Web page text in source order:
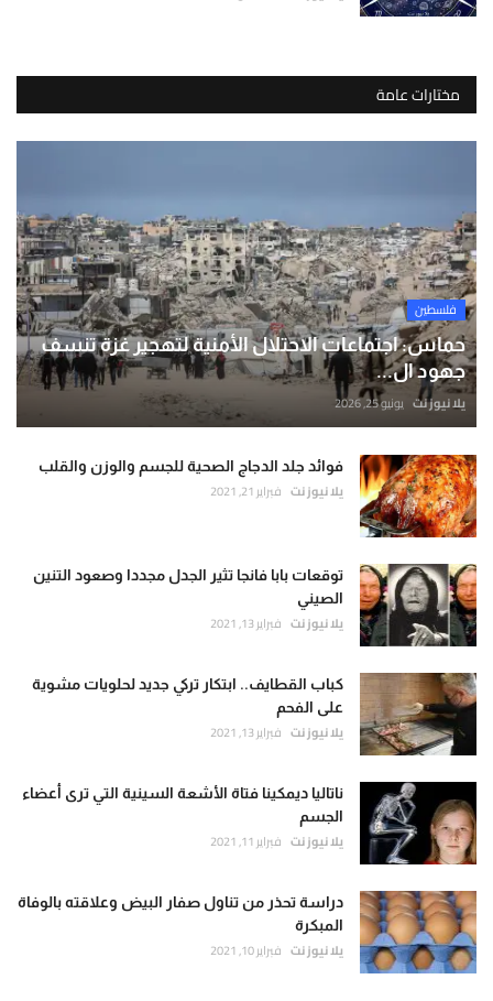
مختارات عامة
فلسطين
حماس: اجتماعات الاحتلال الأمنية لتهجير غزة تنسف
جهود ال...
يلا نيوز نت يونيو 25, 2026
فوائد جلد الدجاج الصحية للجسم والوزن والقلب
يلا نيوز نت فبراير 21, 2021
توقعات بابا فانجا تثير الجدل مجددا وصعود التنين
الصيني
يلا نيوز نت فبراير 13, 2021
كباب القطايف.. ابتكار تركي جديد لحلويات مشوية
على الفحم
يلا نيوز نت فبراير 13, 2021
ناتاليا ديمكينا فتاة الأشعة السينية التي ترى أعضاء
الجسم
يلا نيوز نت فبراير 11, 2021
دراسة تحذر من تناول صفار البيض وعلاقته بالوفاة
المبكرة
يلا نيوز نت فبراير 10, 2021